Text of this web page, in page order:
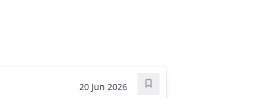
20 Jun 2026 Save job